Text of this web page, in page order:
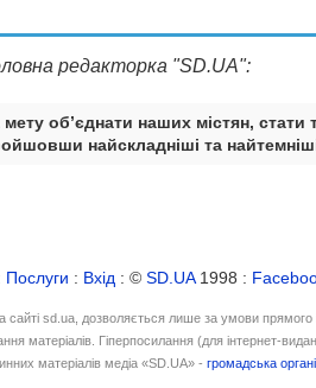
редакторка "SD.UA":
об’єднати наших містян,
найскладніші та
Послуги : Вхід : © SD.UA1998 :
сайті sd.ua, дозволяється лише за умови
матеріалів. Гіперпосилання (для інтернет-
матеріалів медіа «SD.UA» - громадська